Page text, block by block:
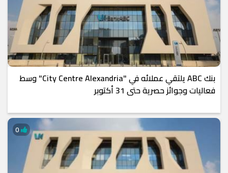
بنك ABC يلتقي عملائه في "City Centre Alexandria" وسط
فعاليات وجوائز حصرية حتى 31 أكتوبر